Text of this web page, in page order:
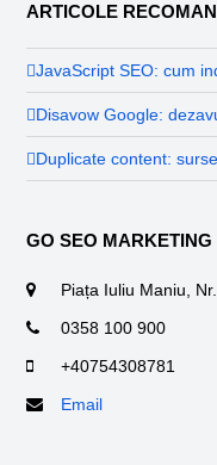
ARTICOLE
JavaScript SEO: cum
Disavow Google:
Duplicate content:
GO SEO MARKETING
Piața Iuliu Maniu,
0358 100 900
+40754308781
Email